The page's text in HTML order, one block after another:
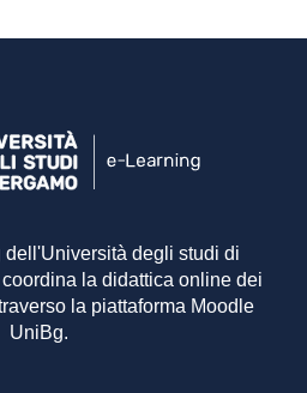
dell'Università degli studi di
la didattica online dei
la piattaforma Moodle
UniBg.